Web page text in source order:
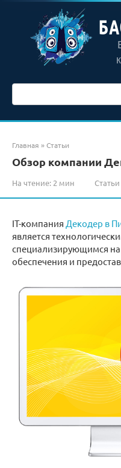
контенту
Главная »Статьи
Обзор компании
На чтение: 2 мин Статьи
IT-компания Декодер в
является
специализирующимся
обеспечения и